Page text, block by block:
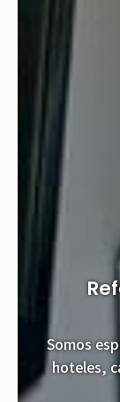
Somos
hoteles,